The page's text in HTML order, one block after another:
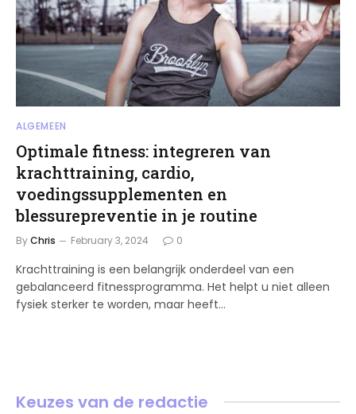
ALGEMEEN
Optimale fitness: integreren van
krachttraining, cardio,
voedingssupplementen en
blessurepreventie in je routine
ByChris February 3, 2024 0
Krachttraining is een belangrijk onderdeel van een
gebalanceerd fitnessprogramma. Het helpt u niet alleen
fysiek sterker te worden, maar heeft…
Keuzes van de redactie